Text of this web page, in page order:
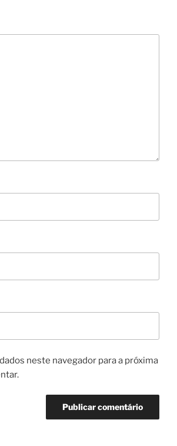
neste navegador para a próxima